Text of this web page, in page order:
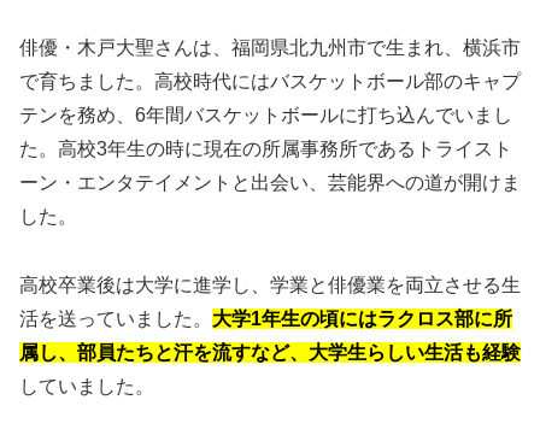
俳優・木戸大聖さんは、福岡県北九州市で生まれ、横浜市
で育ちました。高校時代にはバスケットボール部のキャプ
テンを務め、6年間バスケットボールに打ち込んでいまし
た。高校3年生の時に現在の所属事務所であるトライスト
ーン・エンタテイメントと出会い、芸能界への道が開けま
した。
高校卒業後は大学に進学し、学業と俳優業を両立させる生
活を送っていました。 大学1年生の頃にはラクロス部に所
属し、部員たちと汗を流すなど、大学生らしい生活も経験
していました。